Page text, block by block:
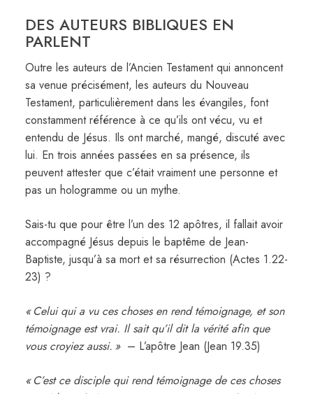
DES AUTEURS BIBLIQUES EN
PARLENT
Outre les auteurs de l’Ancien Testament qui annoncent
sa venue précisément, les auteurs du Nouveau
Testament, particulièrement dans les évangiles, font
constamment référence à ce qu’ils ont vécu, vu et
entendu de Jésus. Ils ont marché, mangé, discuté avec
lui. En trois années passées en sa présence, ils
peuvent attester que c’était vraiment une personne et
pas un hologramme ou un mythe.
Sais-tu que pour être l’un des 12 apôtres, il fallait avoir
accompagné Jésus depuis le baptême de Jean-
Baptiste, jusqu’à sa mort et sa résurrection (Actes 1.22-
23) ?
« Celui qui a vu ces choses en rend témoignage, et son
témoignage est vrai. Il sait qu’il dit la vérité afin que
vous croyiez aussi. » – L’apôtre Jean (Jean 19.35)
« C’est ce disciple qui rend témoignage de ces choses